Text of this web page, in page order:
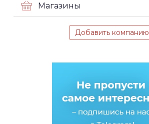
Магазины
Добавить компанию